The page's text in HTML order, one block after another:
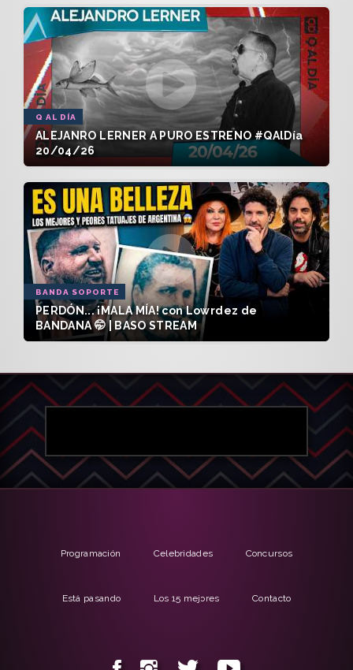
Q AL DÍA
ALEJANRO LERNER A PURO ESTRENO #QAlDía
20/04/26
BANDA SOPORTE
PERDÓN... ¡MALA MÍA! con Lowrdez de
BANDANA 🤭 | BASO STREAM
Programación Celebridades Concursos
Está pasando Los 15 mejores Contacto